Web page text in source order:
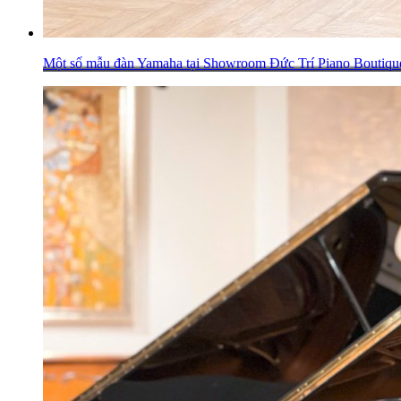
Một số mẫu đàn Yamaha tại Showroom Đức Trí Piano